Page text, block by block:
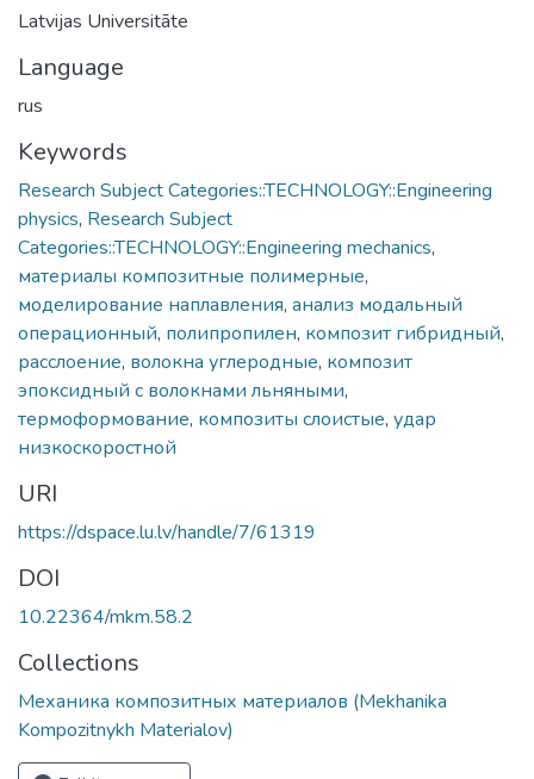
Latvijas Universitāte
Language
rus
Keywords
Research Subject Categories::TECHNOLOGY::Engineering
physics, Research Subject
Categories::TECHNOLOGY::Engineering mechanics,
материалы композитные полимерные,
моделирование наплавления, анализ модальный
операционный, полипропилен, композит гибридный,
расслоение, волокна углеродные, композит
эпоксидный с волокнами льняными,
термоформование, композиты слоистые, удар
низкоскоростной
URI
https://dspace.lu.lv/handle/7/61319
DOI
10.22364/mkm.58.2
Collections
Механика композитных материалов (Mekhanika
Kompozitnykh Materialov)